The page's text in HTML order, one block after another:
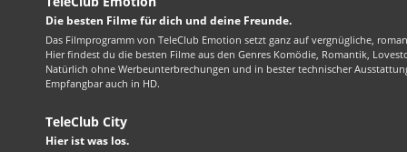
Die besten Filme für dich und deine Freunde.
Das Filmprogramm von TeleClub Emotion setzt ganz auf vergnügliche,
Hier findest du die besten Filme aus den Genres Komödie, Romantik,
Natürlich ohne Werbeunterbrechungen und in bester technischer
Empfangbar auch in HD.
TeleClub City
Hier ist was los.